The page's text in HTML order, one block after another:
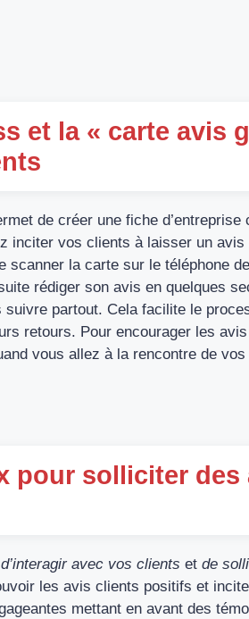
et la « carte avis
de créer une fiche d’entreprise
inciter vos clients à laisser un
la carte sur le téléphone
rédiger son avis en quelques
partout. Cela facilite le
retours. Pour encourager les
vous allez à la rencontre de
pour solliciter des
avec vos clients et de
les avis clients positifs et
mettant en avant des